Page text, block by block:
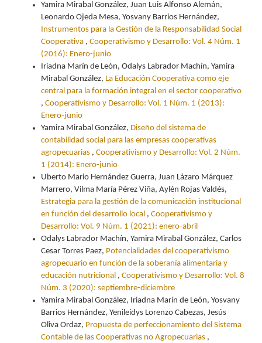
Yamira Mirabal González, Juan Luis Alfonso Alemán,
Leonardo Ojeda Mesa, Yosvany Barrios Hernández,
Instrumentos para la Gestión de la Responsabilidad Social
Cooperativa , Cooperativismo y Desarrollo: Vol. 4 Núm. 1
(2016): Enero-junio
Iriadna Marín de León, Odalys Labrador Machín, Yamira
Mirabal González, La Educación Cooperativa como eje
central para la formación integral en el sector cooperativo
, Cooperativismo y Desarrollo: Vol. 1 Núm. 1 (2013):
Enero-junio
Yamira Mirabal González, Diseño del sistema de
contabilidad social para las empresas cooperativas
agropecuarias , Cooperativismo y Desarrollo: Vol. 2 Núm.
1 (2014): Enero-junio
Uberto Mario Hernández Guerra, Juan Lázaro Márquez
Marrero, Vilma María Pérez Viña, Aylén Rojas Valdés,
Estrategia para la gestión de la comunicación institucional
en función del desarrollo local , Cooperativismo y
Desarrollo: Vol. 9 Núm. 1 (2021): enero-abril
Odalys Labrador Machín, Yamira Mirabal González, Carlos
Cesar Torres Paez, Potencialidades del cooperativismo
agropecuario en función de la soberanía alimentaria y
educación nutricional , Cooperativismo y Desarrollo: Vol. 8
Núm. 3 (2020): septiembre-diciembre
Yamira Mirabal González, Iriadna Marín de León, Yosvany
Barrios Hernández, Yenileidys Lorenzo Cabezas, Jesús
Oliva Ordaz, Propuesta de perfeccionamiento del Sistema
Contable de las Cooperativas no Agropecuarias ,